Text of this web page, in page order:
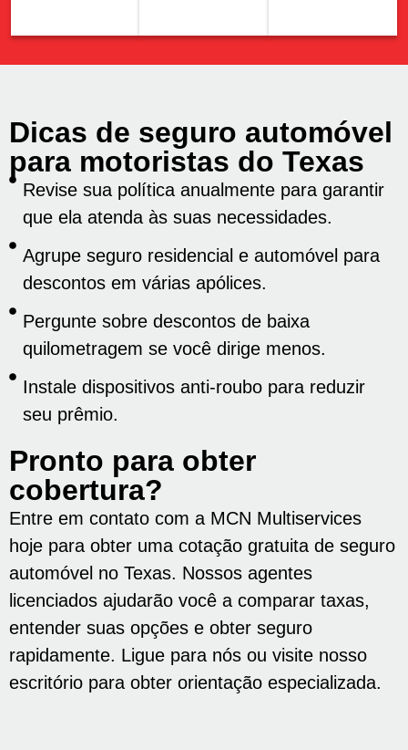
Dicas de seguro automóvel
para motoristas do Texas
Revise sua política anualmente para garantir
que ela atenda às suas necessidades.
Agrupe seguro residencial e automóvel para
descontos em várias apólices.
Pergunte sobre descontos de baixa
quilometragem se você dirige menos.
Instale dispositivos anti-roubo para reduzir
seu prêmio.
Pronto para obter
cobertura?
Entre em contato com a MCN Multiservices
hoje para obter uma cotação gratuita de seguro
automóvel no Texas. Nossos agentes
licenciados ajudarão você a comparar taxas,
entender suas opções e obter seguro
rapidamente. Ligue para nós ou visite nosso
escritório para obter orientação especializada.